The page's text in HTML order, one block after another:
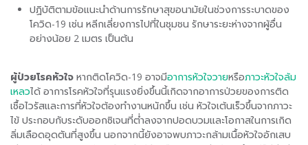
ปฏิบัติตามข้อแนะนำด้านการรักษาสุขอนามัยในช่วงการระบาดของ
โควิด-19 เช่น หลีกเลี่ยงการไปที่ในชุมชน รักษาระยะห่างจากผู้อื่น
อย่างน้อย 2 เมตร เป็นต้น
ผู้ป่วยโรคหัวใจ หากติดโควิด-19 อาจมีอาการหัวใจวายหรือภาวะหัวใจล้ม
เหลวได้ อาการโรคหัวใจที่รุนแรงยิ่งขึ้นนี้เกิดจากอาการป่วยของการติด
เชื้อไวรัสและการที่หัวใจต้องทำงานหนักขึ้น เช่น หัวใจเต้นเร็วขึ้นจากภาวะ
ไข้ ประกอบกับระดับออกซิเจนที่ต่ำลงจากปอดบวมและโอกาสในการเกิด
ลิ่มเลือดอุดตันที่สูงขึ้น นอกจากนี้ยังอาจพบภาวะกล้ามเนื้อหัวใจอักเสบ